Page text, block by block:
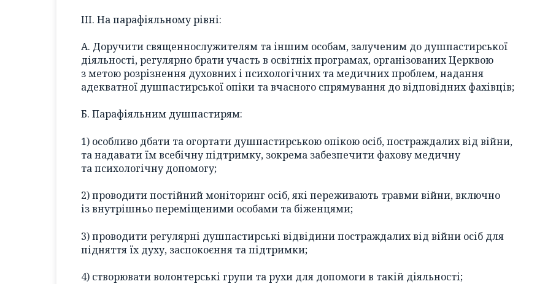
III. На парафіяльному рівні:
А. Доручити священнослужителям та іншим особам, залученим до душпастирської
діяльності, регулярно брати участь в освітніх програмах, організованих Церквою
з метою розрізнення духовних і психологічних та медичних проблем, надання
адекватної душпастирської опіки та вчасного спрямування до відповідних фахівців;
Б. Парафіяльним душпастирям:
1) особливо дбати та огортати душпастирською опікою осіб, постраждалих від війни,
та надавати їм всебічну підтримку, зокрема забезпечити фахову медичну
та психологічну допомогу;
2) проводити постійний моніторинг осіб, які переживають травми війни, включно
із внутрішньо переміщеними особами та біженцями;
3) проводити регулярні душпастирські відвідини постраждалих від війни осіб для
підняття їх духу, заспокоєння та підтримки;
4) створювати волонтерські групи та рухи для допомоги в такій діяльності;